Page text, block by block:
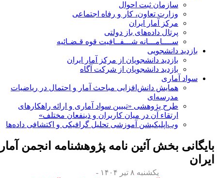
سازمان ثبت احوال
وزارت تعاون، کار و رفاه اجتماعی
مرکز آمار ایران
پرتال داده‌های باز دولتی
ســــامـــانه شـــفــافیت قوه قـضـائیه
بازدید دانشجویی
بازدید دانشجویان از مرکز آمار ایران
بازدید دانشجویان از شرکت آگاه
سواد آماری
همایش دانش‌افزایی مباحث آمار و احتمال در ریاضیات
مدرسه‌ای
طرح پژوهشی «تبیین سواد آماری و ارائه راهکارهای
ارتقاء آن در میان کاربران و ذینفعان مختلف»
وب‌اپلیکیشن آموزشی تحلیل گرافیکی و اکتشافی داده‌ها
بخشآئین نامه پژوهشنامه انجمن آمار
یکشنبه ۸ تیر ۱۴۰۴ -